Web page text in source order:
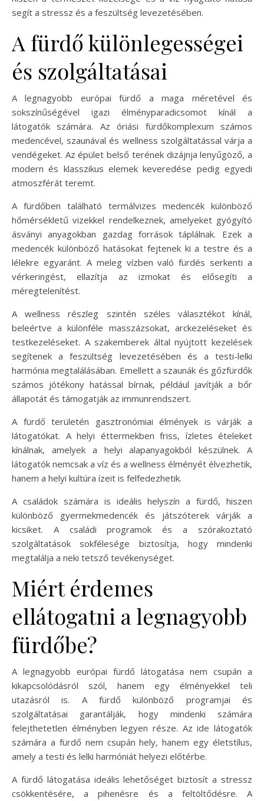
segít a stressz és a feszültség levezetésében.
A fürdő különlegességei
és szolgáltatásai
A legnagyobb európai fürdő a maga méretével és
sokszínűségével igazi élményparadicsomot kínál a
látogatók számára. Az óriási fürdőkomplexum számos
medencével, szaunával és wellness szolgáltatással várja a
vendégeket. Az épület belső terének dizájnja lenyűgöző, a
modern és klasszikus elemek keveredése pedig egyedi
atmoszférát teremt.
A fürdőben található termálvizes medencék különböző
hőmérsékletű vizekkel rendelkeznek, amelyeket gyógyító
ásványi anyagokban gazdag források táplálnak. Ezek a
medencék különböző hatásokat fejtenek ki a testre és a
lélekre egyaránt. A meleg vízben való fürdés serkenti a
vérkeringést, ellazítja az izmokat és elősegíti a
méregtelenítést.
A wellness részleg szintén széles választékot kínál,
beleértve a különféle masszázsokat, arckezeléseket és
testkezeléseket. A szakemberek által nyújtott kezelések
segítenek a feszültség levezetésében és a testi-lelki
harmónia megtalálásában. Emellett a szaunák és gőzfürdők
számos jótékony hatással bírnak, például javítják a bőr
állapotát és támogatják az immunrendszert.
A fürdő területén gasztronómiai élmények is várják a
látogatókat. A helyi éttermekben friss, ízletes ételeket
kínálnak, amelyek a helyi alapanyagokból készülnek. A
látogatók nemcsak a víz és a wellness élményét élvezhetik,
hanem a helyi kultúra ízeit is felfedezhetik.
A családok számára is ideális helyszín a fürdő, hiszen
különböző gyermekmedencék és játszóterek várják a
kicsiket. A családi programok és a szórakoztató
szolgáltatások sokfélesége biztosítja, hogy mindenki
megtalálja a neki tetsző tevékenységet.
Miért érdemes
ellátogatni a legnagyobb
fürdőbe?
A legnagyobb európai fürdő látogatása nem csupán a
kikapcsolódásról szól, hanem egy élményekkel teli
utazásról is. A fürdő különböző programjai és
szolgáltatásai garantálják, hogy mindenki számára
felejthetetlen élményben legyen része. Az ide látogatók
számára a fürdő nem csupán hely, hanem egy életstílus,
amely a testi és lelki harmóniát helyezi előtérbe.
A fürdő látogatása ideális lehetőséget biztosít a stressz
csökkentésére, a pihenésre és a feltöltődésre. A